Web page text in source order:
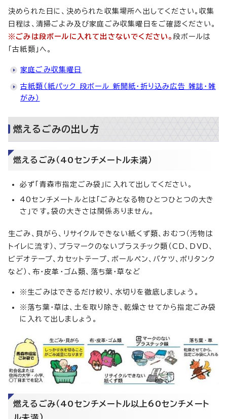
決められた日に、決められた収集場所へ出してください。収集
日程は、清掃ごよみ及び家庭ごみ収集曜日をご確認ください。
※ごみは段ボールに入れて出さないでください。 段ボールは
「古紙類」へ。
家庭ごみ収集曜日
古紙類（紙パック 段ボール 新聞紙・折り込み広告 雑誌・雑
がみ）
燃えるごみの出し方
燃えるごみ（40センチメートル未満）
必ず「青森市指定ごみ袋」に入れて出してください。
40センチメートルとは「ごみとなる物ひとつひとつの大き
さ」です。袋の大きさは関係ありません。
生ごみ、貝がら、リサイクルできない紙くず類、おむつ（汚物は
トイレに流す）、プラマークのないプラスチック類（CD、DVD、
ビデオテープ、カセットテープ、ボールペン、バケツ、ポリタンク
など）、布・皮革・ゴム類、落ち葉・草など
※生ごみはできるだけ絞り、水切りを徹底しましょう。
※落ち葉・草は、土を取り除き、乾燥させてから指定ごみ袋
に入れて出しましょう。
燃えるごみ（40センチメートル以上60センチメート